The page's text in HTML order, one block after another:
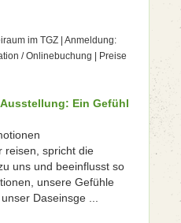
im TGZ | Anmeldung:
/ Onlinebuchung | Preise
Ein Gefühl
reisen, spricht die
uns und beeinflusst so
unsere Gefühle
Daseinsge ...